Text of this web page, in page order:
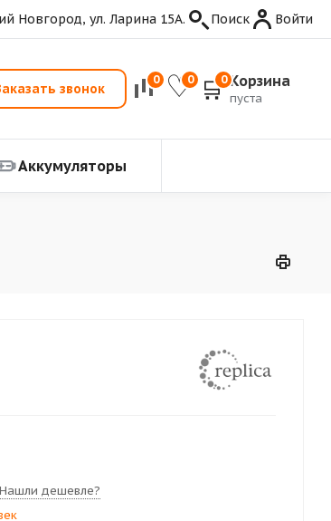
Новгород, ул. Ларина 15А. Поиск Войти
звонок
0 0 0 Корзина
пуста
Аккумуляторы
Нашли дешевле?